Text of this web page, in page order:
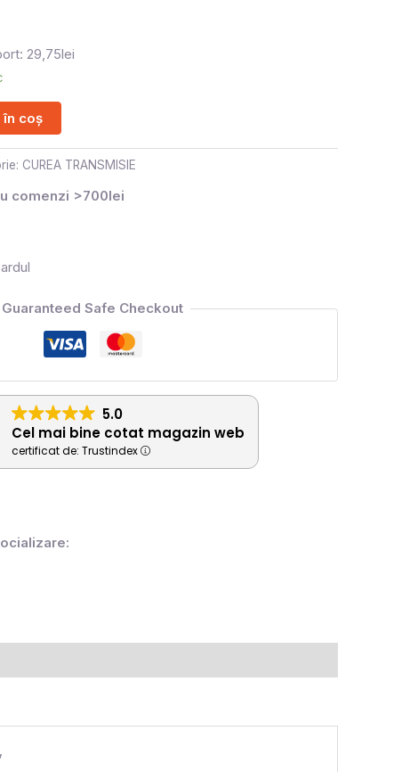
29,75lei
în coș
CUREA TRANSMISIE
comenzi >700lei
Guaranteed Safe Checkout
5.0
Cel mai bine cotat magazin web
certificat de: Trustindex